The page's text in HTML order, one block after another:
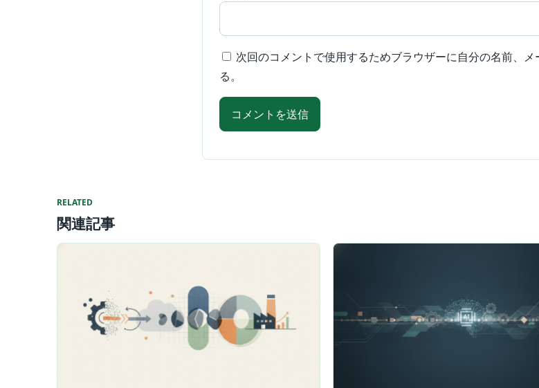
次回のコメントで使用するためブラウザーに自分の名前、
る。
RELATED
関連記事